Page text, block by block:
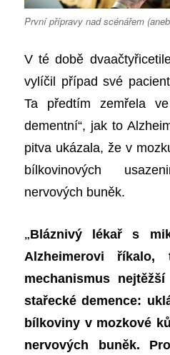
První přípravy nad scénářem
V té době
vylíčil případ své
Ta předtím zemřela
dementní“, jak to
pitva ukázala, že v
bílkovinových
nervových buněk.
„Bláznivý lékař s
Alzheimerovi
mechanismus
stařecké demence:
bílkoviny v mozkové
nervových buněk.